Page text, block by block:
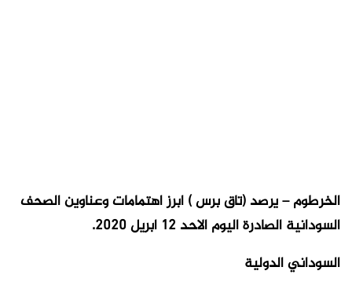
الخرطوم – يرصد (تاق برس ) ابرز اهتمامات وعناوين الصحف
السودانية الصادرة اليوم الاحد 12 ابريل 2020.
السوداني الدولية